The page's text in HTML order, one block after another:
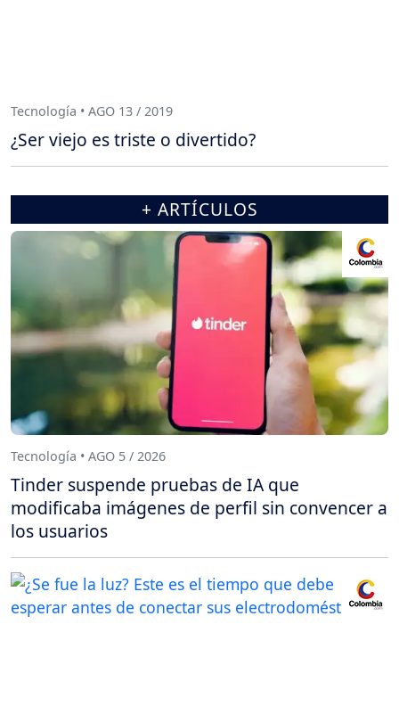
Tecnología • AGO 13 / 2019
¿Ser viejo es triste o divertido?
+ ARTÍCULOS
Tecnología • AGO 5 / 2026
Tinder suspende pruebas de IA que
modificaba imágenes de perfil sin convencer a
los usuarios